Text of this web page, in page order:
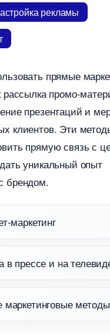
рекламы
прямые
рассылка промо-
презентаций и
клиентов. Эти
прямую связь с
уникальный опыт
брендом.
маркетин
в прессе и на
методы